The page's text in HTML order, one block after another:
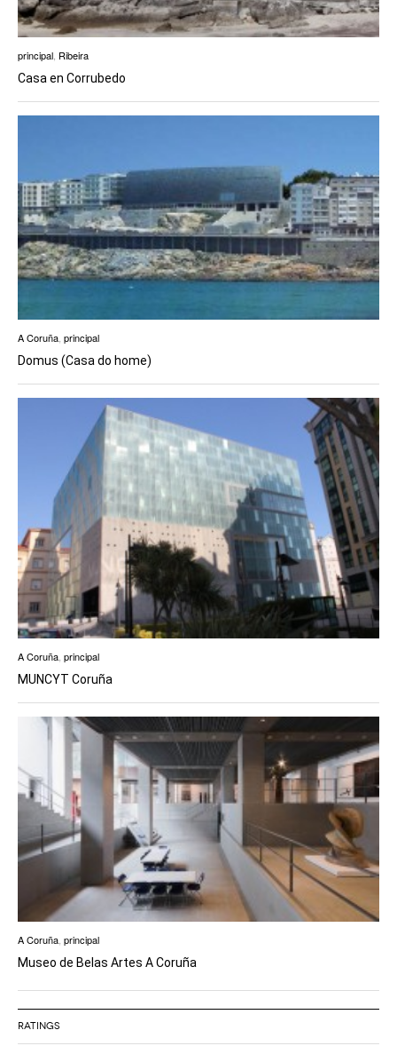
principal Ribeira
Casa en Corrubedo
A Coruña, principal
Domus (Casa do home)
A Coruña principal
MUNCYT Coruña
A Coruña principal
Museo de Belas Artes A Coruña
RATINGS